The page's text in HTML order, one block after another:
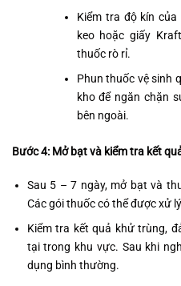
Kiểm tra độ kín
keo hoặc giấy
thuốc rò rỉ.
Phun thuốc vệ sinh
kho để ngăn chặn
bên ngoài.
Bước 4: Mở bạt và kiểm tra kết
Sau 5 – 7 ngày, mở bạt và
Các gói thuốc có thể được xử
Kiểm tra kết quả khử trùng,
tại trong khu vực. Sau khi
dụng bình thường.